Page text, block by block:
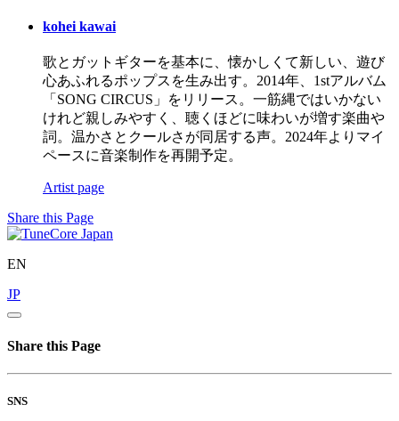
kohei kawai
歌とガットギターを基本に、懐かしくて新しい、遊び
心あふれるポップスを生み出す。2014年、1stアルバム
「SONG CIRCUS」をリリース。一筋縄ではいかない
けれど親しみやすく、聴くほどに味わいが増す楽曲や
詞。温かさとクールさが同居する声。2024年よりマイ
ペースに音楽制作を再開予定。
Artist page
Share this Page
EN
JP
Share this Page
SNS